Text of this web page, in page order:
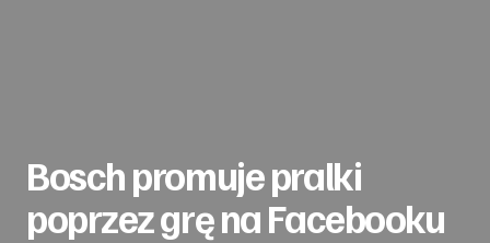
Bosch promuje pralki
poprzez grę na Facebooku